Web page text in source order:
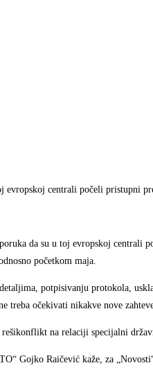
evropskoj centrali počeli pristupni
da su u toj evropskoj centrali
početkom maja.
potpisivanju protokola,
treba očekivati nikakve nove
rešikonflikt na relaciji specijalni
Gojko Raičević kaže, za